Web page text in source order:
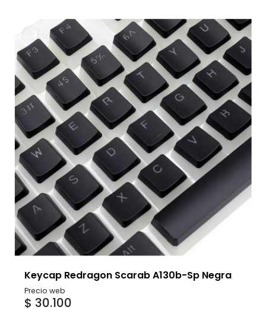
Keycap Redragon Scarab A130b-Sp Negra
Precio web
$ 30.100